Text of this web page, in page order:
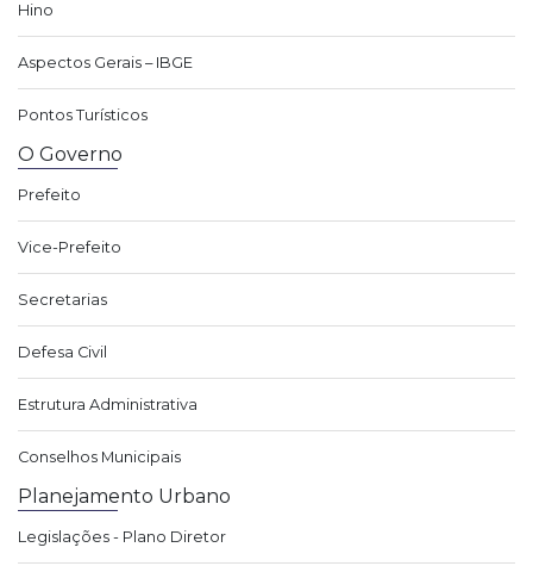
Hino
Aspectos Gerais – IBGE
Pontos Turísticos
O Governo
Prefeito
Vice-Prefeito
Secretarias
Defesa Civil
Estrutura Administrativa
Conselhos Municipais
Planejamento Urbano
Legislações - Plano Diretor